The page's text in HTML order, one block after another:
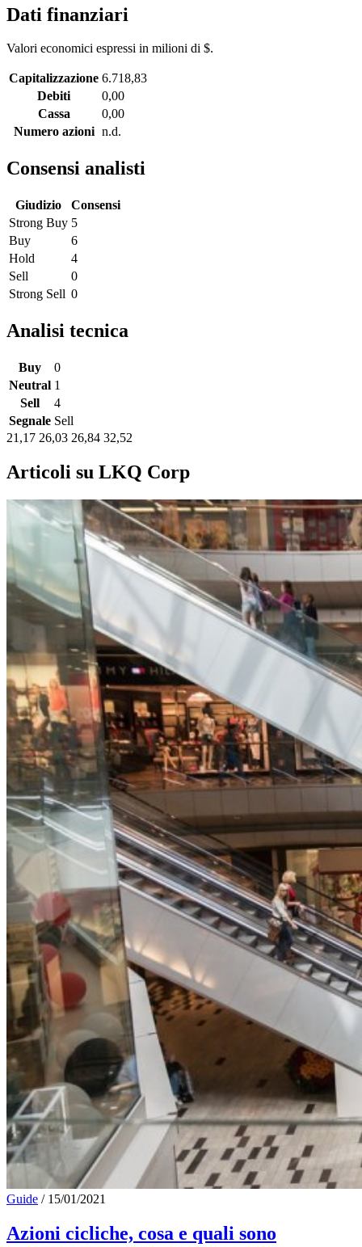
Dati finanziari
Valori economici espressi in milioni di $.
Capitalizzazione 6.718,83
Debiti
0,00
Cassa
0,00
Numero azioni n.d.
Consensi analisti
Giudizio
Consensi
Strong Buy 5
Buy
6
Hold
4
Sell
0
Strong Sell 0
Analisi tecnica
Buy
0
Neutral 1
Sell
4
Segnale Sell
21,17 26,03 26,84 32,52
Articoli su LKQ Corp
Guide / 15/01/2021
Azioni cicliche, cosa e quali sono